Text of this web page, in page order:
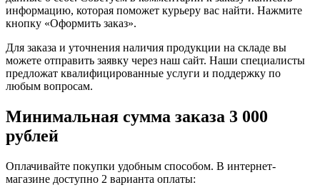
информацию, которая поможет курьеру вас найти. Нажмите
кнопку «Оформить заказ».
Для заказа и уточнения наличия продукции на складе вы
можете отправить заявку через наш сайт. Наши специалисты
предложат квалифицированные услуги и поддержку по
любым вопросам.
Минимальная сумма заказа 3 000
рублей
Оплачивайте покупки удобным способом. В интернет-
магазине доступно 2 варианта оплаты: